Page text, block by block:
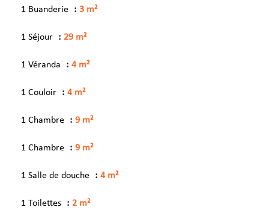
1 Buanderie 3 m²
1 Séjour 29 m²
1 Véranda 4 m²
1 Couloir 4 m²
1 Chambre 9 m²
1 Chambre 9 m²
1 Salle de douche 4 m²
1 Toilettes 2 m²